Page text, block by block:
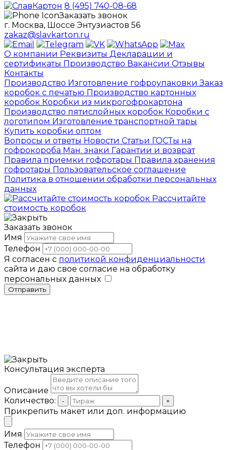
8 (495) 740-08-68
Заказать звонок
г. Москва, Шоссе Энтузиастов 56
zakaz@slavkarton.ru
О компании Реквизиты Декларации и
сертификаты Производство Вакансии Отзывы
Контакты
Производство Изготовление гофроупаковкиЗаказ
коробок с печатью Производство картонных
коробок Коробки из микрогофрокартона
Производство пятислойных коробок Коробки с
логотипом Изготовление транспортной тары
Купить коробки оптом
Вопросы и ответы Новости Статьи ГОСТы на
гофрокороба Ман. знаки Гарантии и возврат
Правила приемки гофротары Правила хранения
гофротары Пользовательское соглашение
Политика в отношении обработки персональных
данных
Рассчитайте
стоимость коробок
Заказать звонок
Имя
Телефон
Я согласен с политикой конфиденциальности
сайта и даю свое согласие на обработку
персональных данных
Отправить
Консультация эксперта
Описание
Количество:
- +
Прикрепить макет или доп. информацию
Имя
Телефон